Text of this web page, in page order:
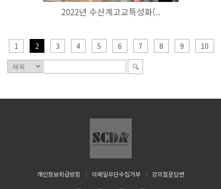
2022년 수산계고교특성화(..
1 2 3 4 5 6 7 8 9 10
개인정보취급방침 이메일무단수집거부 강의질문답변